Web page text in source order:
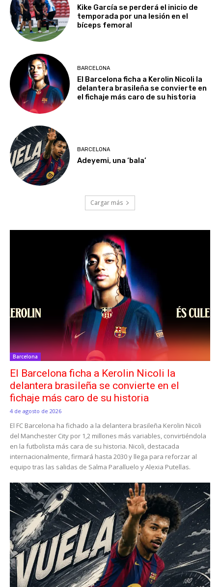
Kike García se perderá el inicio de
temporada por una lesión en el
bíceps femoral
BARCELONA
El Barcelona ficha a Kerolin Nicoli la
delantera brasileña se convierte en
el fichaje más caro de su historia
BARCELONA
Adeyemi, una ‘bala’
Cargar más
Barcelona
El Barcelona ficha a Kerolin Nicoli la
delantera brasileña se convierte en el
fichaje más caro de su historia
4 de agosto de 2026
El FC Barcelona ha fichado a la delantera brasileña Kerolin Nicoli
del Manchester City por 1,2 millones más variables, convirtiéndola
en la futbolista más cara de su historia. Nicoli, destacada
internacionalmente, firmará hasta 2030 y llega para reforzar al
equipo tras las salidas de Salma Paralluelo y Alexia Putellas.